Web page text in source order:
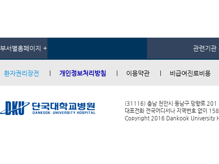
부서별홈페이지 + 관련기관
환자권리장전 개인정보처리방침 이용약관 비급여진료비용
(31116) 충남 천안시 동남구 망향로 201
대표전화 전국어디서나 지역번호 없이
Copyright 2016 Dankook University